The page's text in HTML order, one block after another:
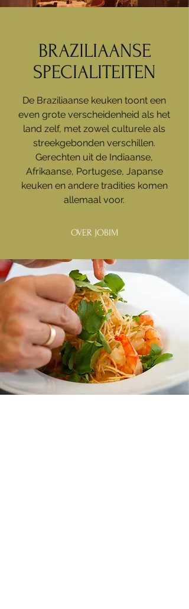
BRAZILIAANSE
SPECIALITEITEN
De Braziliaanse keuken toont een
even grote verscheidenheid als het
land zelf, met zowel culturele als
streekgebonden verschillen.
Gerechten uit de Indiaanse,
Afrikaanse, Portugese, Japanse
keuken en andere tradities komen
allemaal voor.
OVER JOBIM